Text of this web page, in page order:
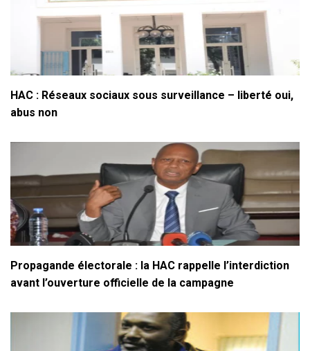
HAC : Réseaux sociaux sous surveillance – liberté oui,
abus non
Propagande électorale : la HAC rappelle l’interdiction
avant l’ouverture officielle de la campagne